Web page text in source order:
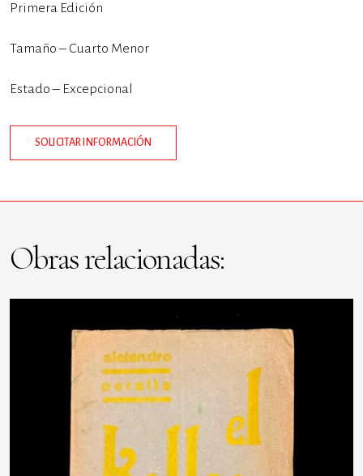
Primera Edición
Tamaño – Cuarto Menor
Estado – Excepcional
SOLICITAR INFORMACIÓN
Obras relacionadas: